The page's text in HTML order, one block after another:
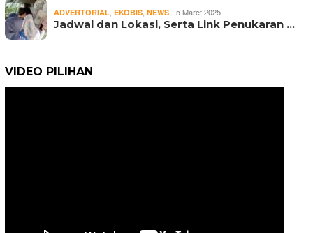
ADVERTORIAL EKOBIS NEWS 5 Maret 2025
Jadwal dan Lokasi, Serta Link Penukaran …
VIDEO PILIHAN